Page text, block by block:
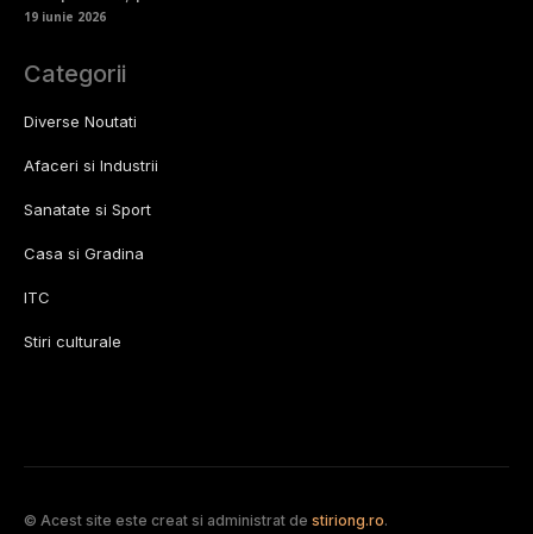
19 iunie 2026
Categorii
Diverse Noutati
Afaceri si Industrii
Sanatate si Sport
Casa si Gradina
ITC
Stiri culturale
© Acest site este creat si administrat de stiriong.ro.